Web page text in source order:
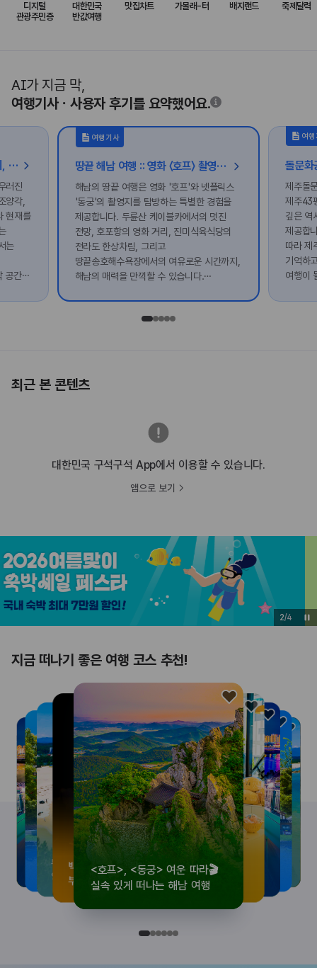
디지털
관광주민증
대한민국
반값여행
맛집차트 가볼래-터 배지랜드 축제달력
AI가 지금 막,
여행기사ㆍ사용자 후기를 요약했어요.
오래된 풍류에서 호국의 기억까지, 영천 시간 여행
러진
양각,
현재를
는
공간은
여행기사
땅끝 해남 여행 :: 영화 〈호프〉 촬영지 남창리부터 넷플릭스 〈동궁〉 촬영지 도솔암 등
해남의 땅끝 여행은 영화 '호프'와 넷플릭스
'동궁'의 촬영지를 탐방하는 특별한 경험을
제공합니다. 두륜산 케이블카에서의 멋진
전망, 호포항의 영화 거리, 진미식육식당의
전라도 한상차림, 그리고
땅끝송호해수욕장에서의 여유로운 시간까지,
해남의 매력을 만끽할 수 있습니다.
여
제주돌
제주43
깊은 역
제공합
따라 제
기억하
여행이
최근 본 콘텐츠
대한민국 구석구석 App에서 이용할 수 있습니다.
앱으로 보기
2/4
지금 떠나기 좋은 여행 코스 추천!
<호프>, <동궁> 여운 따라🎬
실속 있게 떠나는 해남 여행
로컬 감성 수집!
전국 로컬 기념품숍 3곳⭐
우리말이 더 재미있어지는
세종 한글 여행
숲길부터 천년 고찰까지!
마음에 쉼을 더하는 부안
뚜벅이 여행자 주목🚶
양양 1박 2일 코스
백제의 숨결을 따라,
부여에서 만나는 여름
<호프>, <동궁> 여운 따라🎬
실속 있게 떠나는 해남 여행
로컬 감성 수집!
전국 로컬 기념품숍 3곳⭐
우리말이 더 재미있어지는
세종 한글 여행
숲길부터 천년 고찰까지!
마음에 쉼을 더하는 부안
뚜벅이 여행자 주목🚶
양양 1박 2일 코스
백제의 숨결을 따라,
부여에서 만나는 여름
<호프>, <동궁> 여운 따라🎬
실속 있게 떠나는 해남 여행
로컬 감성 수집!
전국 로컬 기념품숍 3곳⭐
우리말이 더 재미있어지는
세종 한글 여행
숲길부터 천년 고찰까지!
마음에 쉼을 더하는 부안
뚜벅이 여행자 주목🚶
양양 1박 2일 코스
백제의 숨결을 따라,
부여에서 만나는 여름